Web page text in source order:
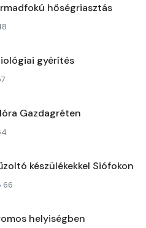
hőségriasztás
gyérítés
Gazdagréten
készülékekkel Siófokon
66
helyiségben